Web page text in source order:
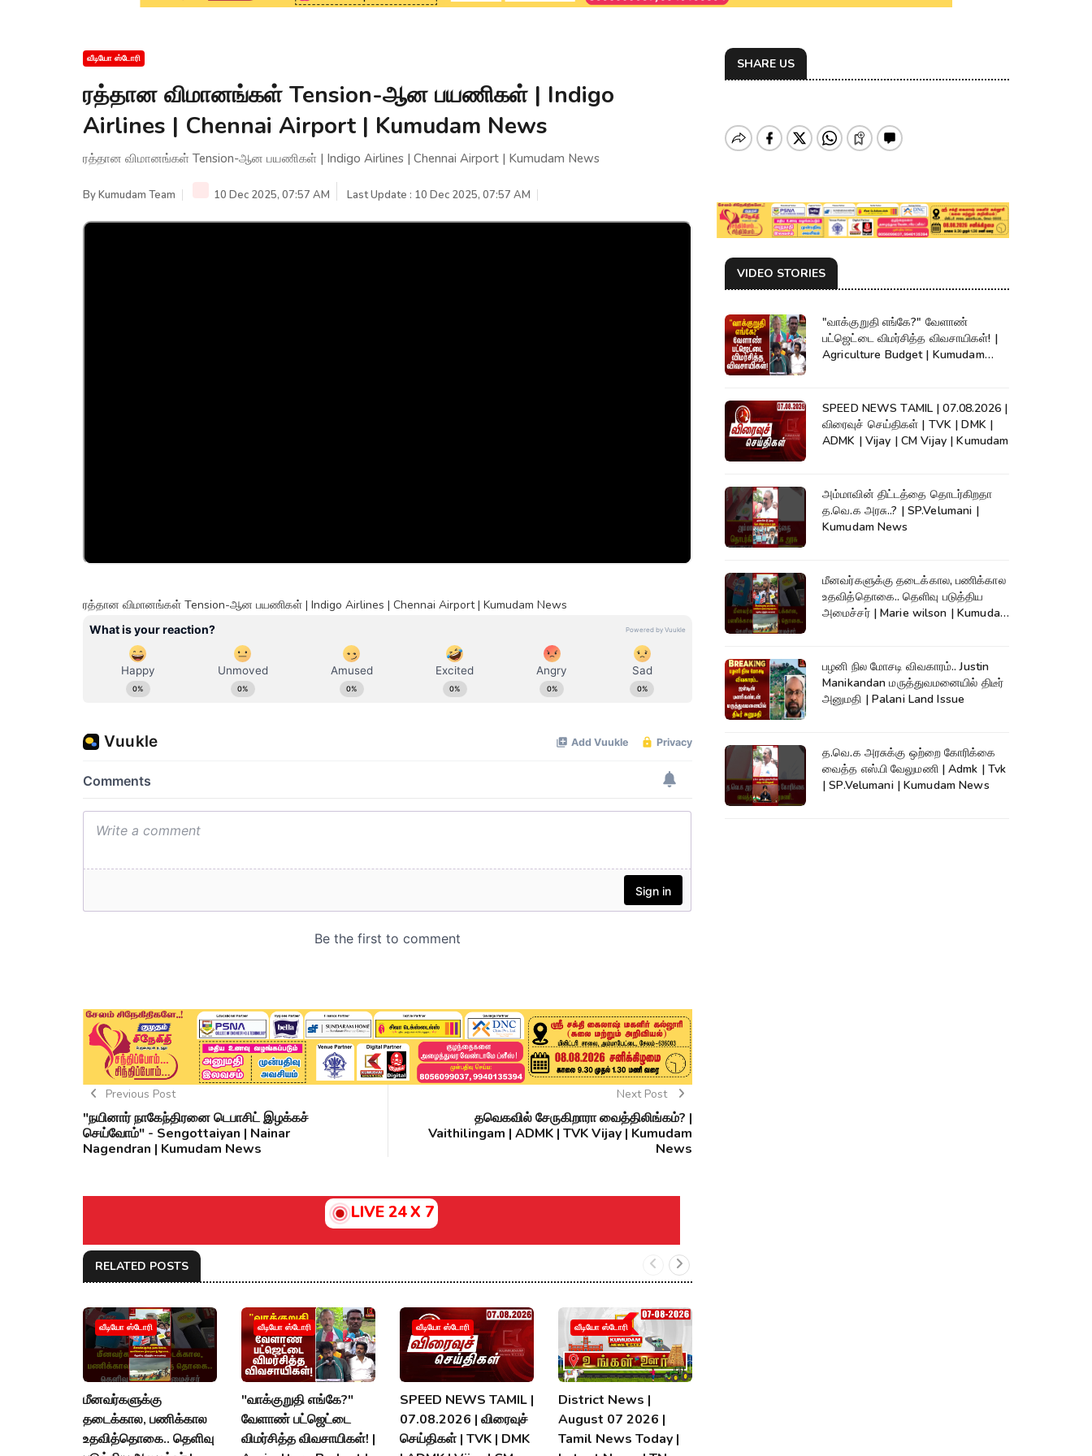
வீடியோ ஸ்டோரி
ரத்தான விமானங்கள் Tension-ஆன பயணிகள் | Indigo
Airlines | Chennai Airport | Kumudam News
ரத்தான விமானங்கள் Tension-ஆன பயணிகள் | Indigo Airlines | Chennai Airport | Kumudam News
ByKumudam Team 10 Dec 2025, 07:57 AM Last Update : 10 Dec 2025, 07:57 AM
ரத்தான விமானங்கள் Tension-ஆன பயணிகள் | Indigo Airlines | Chennai Airport | Kumudam News
Previous Post
"நயினார் நாகேந்திரனை டெபாசிட் இழக்கச்
செய்வோம்" - Sengottaiyan | Nainar
Nagendran | Kumudam News
Next Post
தவெகவில் சேருகிறாரா வைத்திலிங்கம்? |
Vaithilingam | ADMK | TVK Vijay | Kumudam
News
LIVE 24 X 7
RELATED POSTS
வீடியோ ஸ்டோரி
மீனவர்களுக்கு
தடைக்கால, பணிக்கால
உதவித்தொகை.. தெளிவு
வீடியோ ஸ்டோரி
"வாக்குறுதி எங்கே?"
வேளாண் பட்ஜெட்டை
விமர்சித்த விவசாயிகள்! |
வீடியோ ஸ்டோரி
SPEED NEWS TAMIL |
07.08.2026 | விரைவுச்
செய்திகள் | TVK | DMK
வீடியோ ஸ்டோரி
District News |
August 07 2026 |
Tamil News Today |
SHARE US
VIDEO STORIES
"வாக்குறுதி எங்கே?" வேளாண்
பட்ஜெட்டை விமர்சித்த விவசாயிகள்! |
Agriculture Budget | Kumudam
SPEED NEWS TAMIL | 07.08.2026 |
விரைவுச் செய்திகள் | TVK | DMK |
ADMK | Vijay | CM Vijay | Kumudam
அம்மாவின் திட்டத்தை தொடர்கிறதா
த.வெ.க அரசு..? | SP.Velumani |
Kumudam News
மீனவர்களுக்கு தடைக்கால, பணிக்கால
உதவித்தொகை.. தெளிவு படுத்திய
அமைச்சர் | Marie wilson | Kumudam
பழனி நில மோசடி விவகாரம்.. Justin
Manikandan மருத்துவமனையில் திடீர்
அனுமதி | Palani Land Issue
த.வெ.க அரசுக்கு ஒற்றை கோரிக்கை
வைத்த எஸ்.பி வேலுமணி | Admk | Tvk
| SP.Velumani | Kumudam News